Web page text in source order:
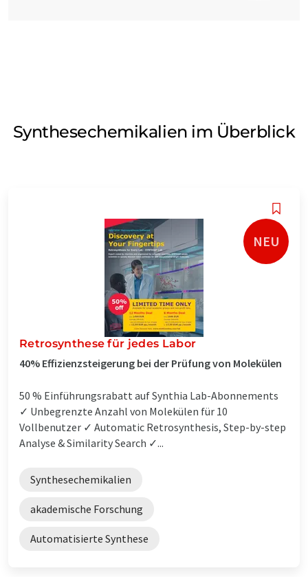
Synthesechemikalien im Überblick
NEU
Retrosynthese für jedes Labor
40% Effizienzsteigerung bei der Prüfung von Molekülen
50 % Einführungsrabatt auf Synthia Lab-Abonnements
✓ Unbegrenzte Anzahl von Molekülen für 10
Vollbenutzer ✓ Automatic Retrosynthesis, Step-by-step
Analyse & Similarity Search ✓...
Synthesechemikalien
akademische Forschung
Automatisierte Synthese